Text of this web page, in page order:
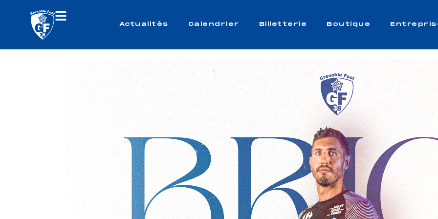
Actualités Calendrier Billetterie Boutique